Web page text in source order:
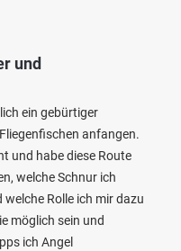
und
ein gebürtiger
anfangen.
und habe diese Route
welche Schnur ich
Rolle ich mir dazu
möglich sein und
ich Angel